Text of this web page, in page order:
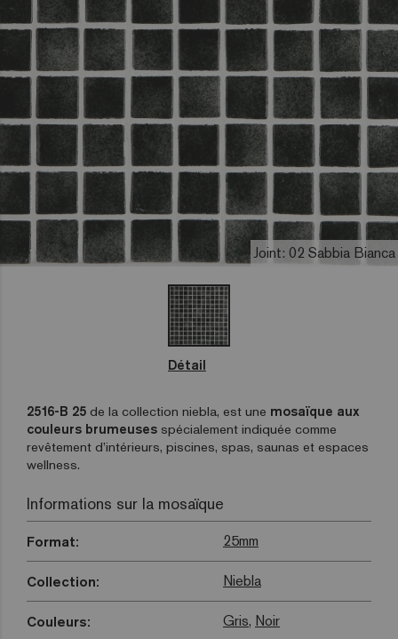
Joint: 02 Sabbia Bianca
Détail
2516-B 25 de la collection niebla, est une mosaïque aux
couleurs brumeuses spécialement indiquée comme
revêtement d’intérieurs, piscines, spas, saunas et espaces
wellness.
Informations sur la mosaïque
Format: 25mm
Collection: Niebla
Couleurs: Gris, Noir